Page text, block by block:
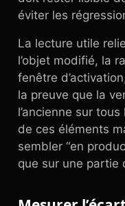
éviter les
La lecture utile
l’objet modifié, la
fenêtre
la preuve que la
l’ancienne sur
de ces éléments
sembler “en
que sur une partie